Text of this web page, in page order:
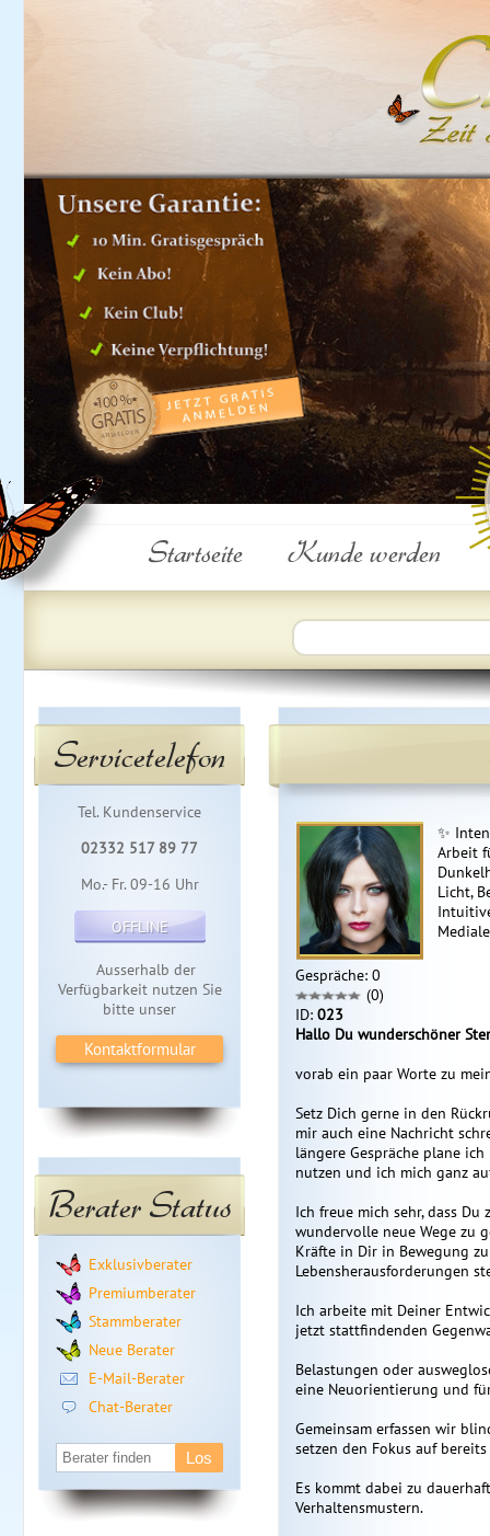
Startseite Kunde werden
Servicetelefon
Tel. Kundenservice
02332 517 89 77
Mo.- Fr. 09-16 Uhr
OFFLINE
Ausserhalb der
Verfügbarkeit nutzen Sie
bitte unser
Kontaktformular
Berater Status
Exklusivberater
Premiumberater
Stammberater
Neue Berater
E-Mail-Berater
Chat-Berater
✨
Arbeit
Licht,
Gespräche: 0
(0)
ID: 023
Hallo Du wunderschöner
vorab ein paar Worte zu
Setz Dich gerne in den
mir auch eine Nachricht
längere Gespräche plane
nutzen und ich mich ganz
Ich freue mich sehr, dass
wundervolle neue Wege zu
Kräfte in Dir in Bewegung
Lebensherausforderungen
Ich arbeite mit Deiner
jetzt stattfindenden
Belastungen oder
eine Neuorientierung und
Gemeinsam erfassen wir
setzen den Fokus auf
Es kommt dabei zu
Verhaltensmustern.